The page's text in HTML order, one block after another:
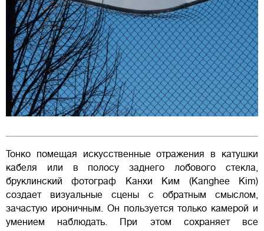
Тонко помещая искусственные отражения в катушки
кабеля или в полосу заднего лобового стекла,
бруклинский фотограф Канхи Ким (Kanghee Kim)
создает визуальные сцены с обратным смыслом,
зачастую ироничным. Он пользуется только камерой и
умением наблюдать. При этом сохраняет все